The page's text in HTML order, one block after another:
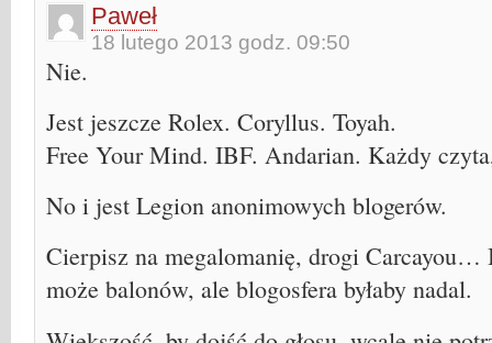
Paweł
18 lutego 2013 godz. 09:50
Nie.
Jest jeszcze Rolex. Coryllus. Toyah.
Free Your Mind. IBF. Andarian. Każdy
No i jest Legion anonimowych blogerów.
Cierpisz na megalomanię, drogi Carcayou…
może balonów, ale blogosfera byłaby nadal.